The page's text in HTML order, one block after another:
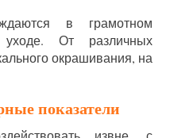
в грамотном
От различных
окрашивания, на
показатели